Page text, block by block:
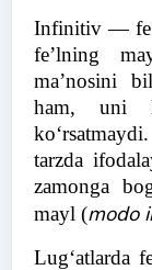
Infinitiv —
fe’lning
ma’nosini
ham, uni
tarzda
zamonga
mayl (modo
Lug‘atlarda